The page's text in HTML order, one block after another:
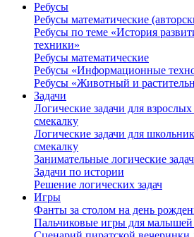
Ребусы
Ребусы математические
Ребусы по теме «История
техники»
Ребусы математические
Ребусы «Информационные
Ребусы «Животный и
Задачи
Логические задачи для
смекалку
Логические задачи для
смекалку
Занимательные логические
Задачи по истории
Решение логических задач
Игры
Фанты за столом на день
Пальчиковые игры для малышей